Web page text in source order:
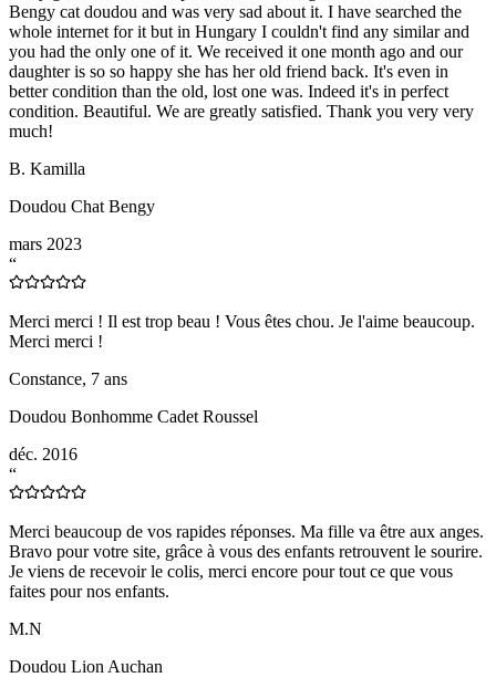
Bengy cat doudou and was very sad about it. I have searched the
whole internet for it but in Hungary I couldn't find any similar and
you had the only one of it. We received it one month ago and our
daughter is so so happy she has her old friend back. It's even in
better condition than the old, lost one was. Indeed it's in perfect
condition. Beautiful. We are greatly satisfied. Thank you very very
much!
B. Kamilla
Doudou Chat Bengy
mars 2023
“
Merci merci ! Il est trop beau ! Vous êtes chou. Je l'aime beaucoup.
Merci merci !
Constance, 7 ans
Doudou Bonhomme Cadet Roussel
déc. 2016
“
Merci beaucoup de vos rapides réponses. Ma fille va être aux anges.
Bravo pour votre site, grâce à vous des enfants retrouvent le sourire.
Je viens de recevoir le colis, merci encore pour tout ce que vous
faites pour nos enfants.
M.N
Doudou Lion Auchan